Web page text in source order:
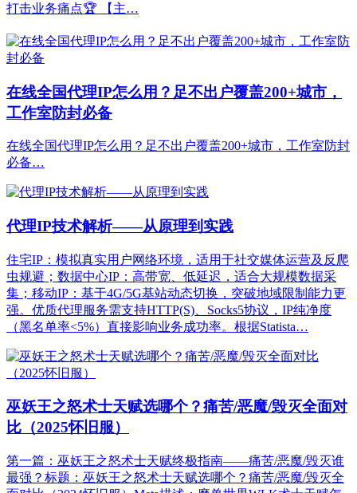
打击业务痛点🏆 【主…
在线全国代理IP怎么用？足不出户覆盖200+城市，
工作室防封必备
在线全国代理IP怎么用？足不出户覆盖200+城市，工作室防封
必备…
代理IP技术解析——从原理到实践
住宅IP：模拟真实用户网络环境，适用于社交媒体运营及反爬
虫规避；数据中心IP：高带宽、低延迟，适合大规模数据采
集；移动IP：基于4G/5G基站动态切换，突破地域限制能力更
强。优质代理服务需支持HTTP(S)、Socks5协议，IP纯净度
（黑名单率<5%）直接影响业务成功率。根据Statista…
巫妖王之怒术士天赋选哪个？痛苦/恶魔/毁灭全面对
比（2025怀旧服）
第一篇：巫妖王之怒术士天赋终极指南——痛苦/恶魔/毁灭谁
最强？标题：巫妖王之怒术士天赋选哪个？痛苦/恶魔/毁灭全